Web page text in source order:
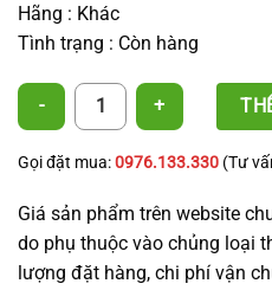
Hãng : Khác
Tình trạng : Còn hàng
Khởi thủy PE 25 số lượng
Gọi đặt mua:0976.133.330 (Tư
Giá sản phẩm trên website
do phụ thuộc vào chủng loại
lượng đặt hàng, chi phí vận